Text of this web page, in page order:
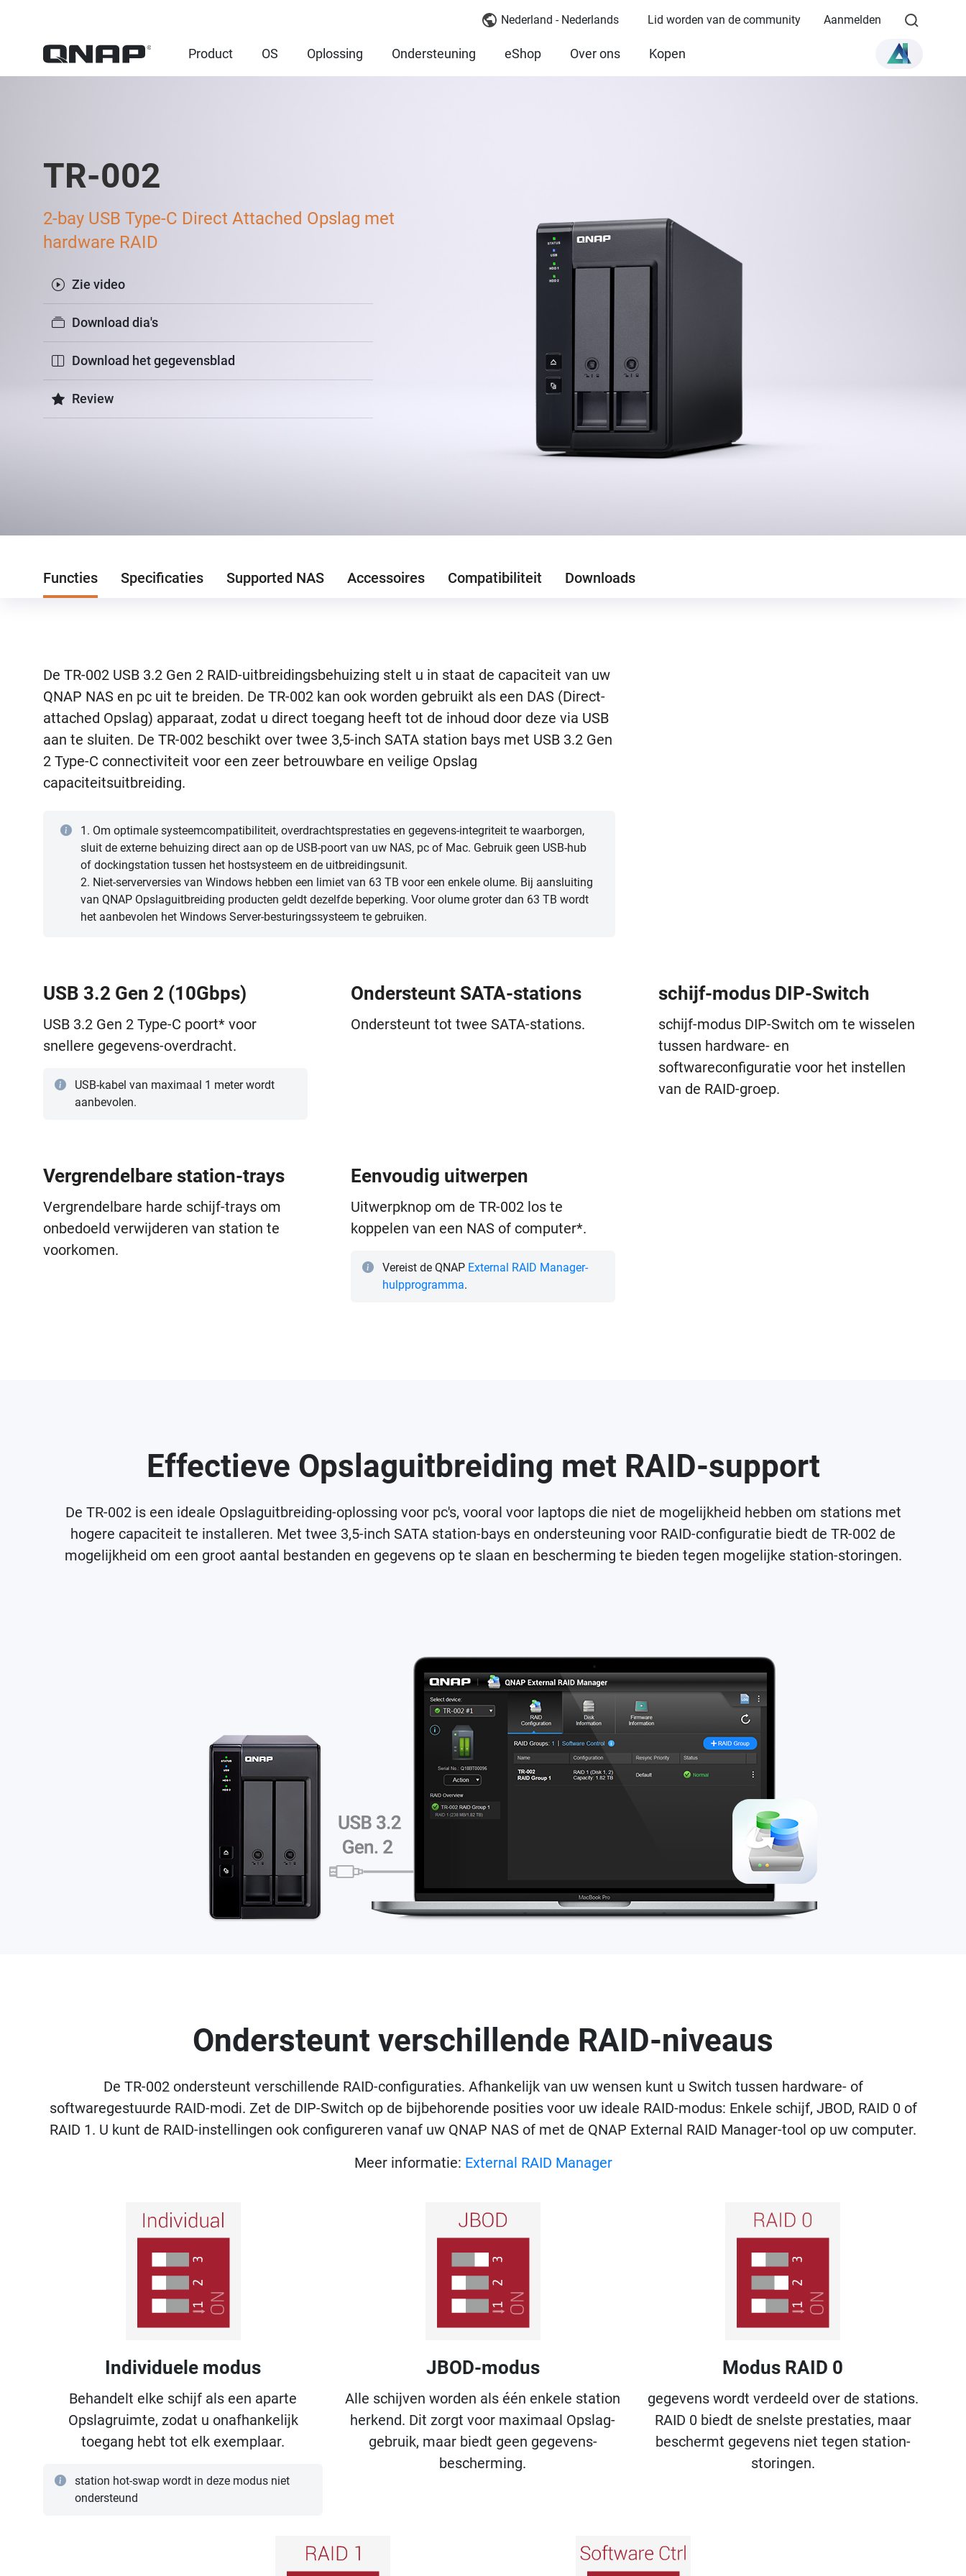
Nederland - Nederlands Lid worden van de community Aanmelden
Product OS Oplossing Ondersteuning eShop Over ons Kopen
TR-002
2-bay USB Type-C Direct Attached Opslag met
hardware RAID
Zie video
Download dia's
Download het gegevensblad
Review
Functies Specificaties Supported NAS Accessoires Compatibiliteit Downloads
De TR-002 USB 3.2 Gen 2 RAID-uitbreidingsbehuizing stelt u in staat de capaciteit van uw
QNAP NAS en pc uit te breiden. De TR-002 kan ook worden gebruikt als een DAS (Direct-
attached Opslag) apparaat, zodat u direct toegang heeft tot de inhoud door deze via USB
aan te sluiten. De TR-002 beschikt over twee 3,5-inch SATA station bays met USB 3.2 Gen
2 Type-C connectiviteit voor een zeer betrouwbare en veilige Opslag
capaciteitsuitbreiding.
1. Om optimale systeemcompatibiliteit, overdrachtsprestaties en gegevens-integriteit te waarborgen,
sluit de externe behuizing direct aan op de USB-poort van uw NAS, pc of Mac. Gebruik geen USB-hub
of dockingstation tussen het hostsysteem en de uitbreidingsunit.
2. Niet-serverversies van Windows hebben een limiet van 63 TB voor een enkele olume. Bij aansluiting
van QNAP Opslaguitbreiding producten geldt dezelfde beperking. Voor olume groter dan 63 TB wordt
het aanbevolen het Windows Server-besturingssysteem te gebruiken.
USB 3.2 Gen 2 (10Gbps)
USB 3.2 Gen 2 Type-C poort* voor
snellere gegevens-overdracht.
USB-kabel van maximaal 1 meter wordt
aanbevolen.
Ondersteunt SATA-stations
Ondersteunt tot twee SATA-stations.
schijf-modus DIP-Switch
schijf-modus DIP-Switch om te wisselen
tussen hardware- en
softwareconfiguratie voor het instellen
van de RAID-groep.
Vergrendelbare station-trays
Vergrendelbare harde schijf-trays om
onbedoeld verwijderen van station te
voorkomen.
Eenvoudig uitwerpen
Uitwerpknop om de TR-002 los te
koppelen van een NAS of computer*.
Vereist de QNAP External RAID Manager-
hulpprogramma.
Effectieve Opslaguitbreiding met RAID-support
De TR-002 is een ideale Opslaguitbreiding-oplossing voor pc's, vooral voor laptops die niet de mogelijkheid hebben om stations met
hogere capaciteit te installeren. Met twee 3,5-inch SATA station-bays en ondersteuning voor RAID-configuratie biedt de TR-002 de
mogelijkheid om een groot aantal bestanden en gegevens op te slaan en bescherming te bieden tegen mogelijke station-storingen.
Ondersteunt verschillende RAID-niveaus
De TR-002 ondersteunt verschillende RAID-configuraties. Afhankelijk van uw wensen kunt u Switch tussen hardware- of
softwaregestuurde RAID-modi. Zet de DIP-Switch op de bijbehorende posities voor uw ideale RAID-modus: Enkele schijf, JBOD, RAID 0 of
RAID 1. U kunt de RAID-instellingen ook configureren vanaf uw QNAP NAS of met de QNAP External RAID Manager-tool op uw computer.
Meer informatie: External RAID Manager
Individuele modus
Behandelt elke schijf als een aparte
Opslagruimte, zodat u onafhankelijk
toegang hebt tot elk exemplaar.
station hot-swap wordt in deze modus niet
ondersteund
JBOD-modus
Alle schijven worden als één enkele station
herkend. Dit zorgt voor maximaal Opslag-
gebruik, maar biedt geen gegevens-
bescherming.
Modus RAID 0
gegevens wordt verdeeld over de stations.
RAID 0 biedt de snelste prestaties, maar
beschermt gegevens niet tegen station-
storingen.